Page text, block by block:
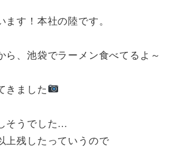
ます！本社の陸です。
ら、池袋でラーメン食べてるよ～
きました
そうでした…
上残したっていうので